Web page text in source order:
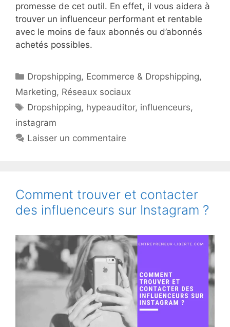
promesse de cet outil. En effet, il vous aidera à
trouver un influenceur performant et rentable
avec le moins de faux abonnés ou d’abonnés
achetés possibles.
Catégories
Dropshipping, Ecommerce & Dropshipping,
Marketing, Réseaux sociaux
Étiquettes
Dropshipping, hypeauditor, influenceurs,
instagram
Laisser un commentaire
Comment trouver et contacter
des influenceurs sur Instagram ?